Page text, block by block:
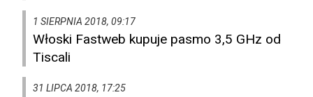
1 SIERPNIA 2018, 09:17
Włoski Fastweb kupuje pasmo 3,5 GHz od
Tiscali
31 LIPCA 2018, 17:25